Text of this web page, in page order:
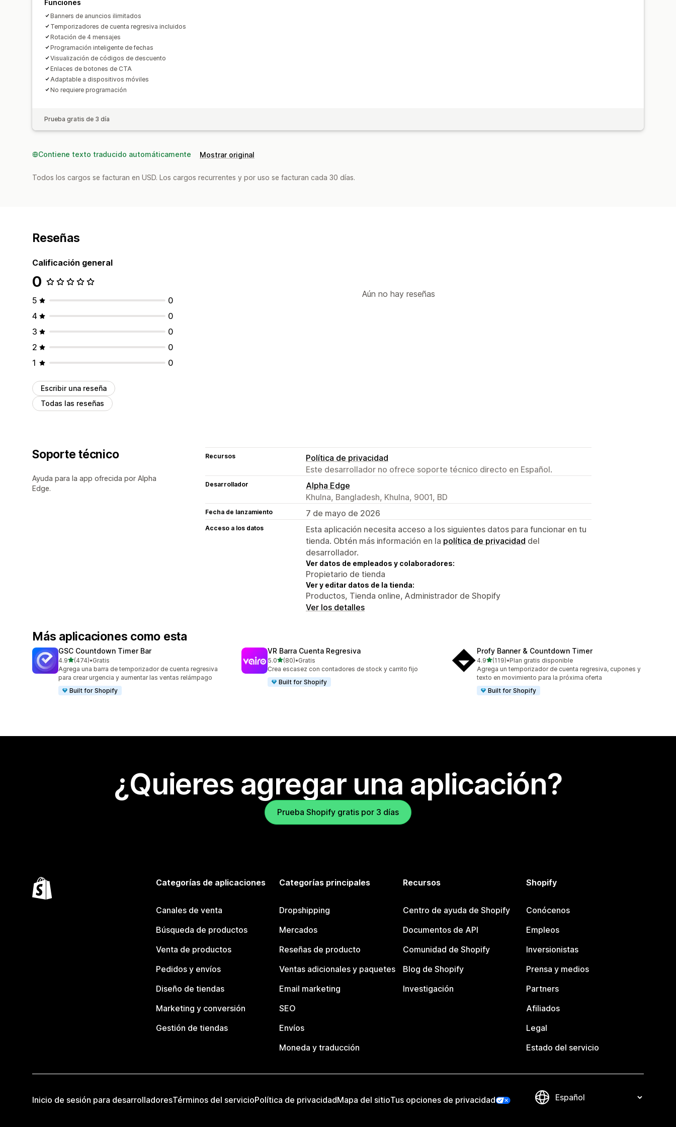
Funciones
Banners de anuncios ilimitados
Temporizadores de cuenta regresiva incluidos
Rotación de 4 mensajes
Programación inteligente de fechas
Visualización de códigos de descuento
Enlaces de botones de CTA
Adaptable a dispositivos móviles
No requiere programación
Prueba gratis de 3 día
Contiene texto traducido automáticamente Mostrar original
Todos los cargos se facturan en USD. Los cargos recurrentes y por uso se facturan cada 30 días.
Reseñas
Calificación general
0
5
0
4
0
3
0
2
0
1
0
Escribir una reseña
Todas las reseñas
Aún no hay reseñas
Soporte técnico
Ayuda para la app ofrecida por Alpha
Edge.
Recursos
Política de privacidad
Este desarrollador no ofrece soporte técnico directo en Español.
Desarrollador
Alpha Edge
Khulna, Bangladesh, Khulna, 9001, BD
Fecha de lanzamiento 7 de mayo de 2026
Acceso a los datos
Esta aplicación necesita acceso a los siguientes datos para funcionar en tu
tienda. Obtén más información en la política de privacidad del
desarrollador.
Ver datos de empleados y colaboradores:
Propietario de tienda
Ver y editar datos de la tienda:
Productos, Tienda online, Administrador de Shopify
Ver los detalles
Más aplicaciones como esta
GSC Countdown Timer Bar
4.9de 5 estrellas
(474)
474 reseñas en total
•Gratis
Agrega una barra de temporizador de cuenta regresiva
para crear urgencia y aumentar las ventas relámpago
Built for Shopify
VR Barra Cuenta Regresiva
5.0de 5 estrellas
(80)
80 reseñas en total
•Gratis
Crea escasez con contadores de stock y carrito fijo
Built for Shopify
Profy Banner & Countdown Timer
4.9de 5 estrellas
(119)
119 reseñas en total
•Plan gratis disponible
Agrega un temporizador de cuenta regresiva, cupones y
texto en movimiento para la próxima oferta
Built for Shopify
¿Quieres agregar una aplicación?
Prueba Shopify gratis por 3 días
Categorías de aplicaciones
Canales de venta
Búsqueda de productos
Venta de productos
Pedidos y envíos
Diseño de tiendas
Marketing y conversión
Gestión de tiendas
Categorías principales
Dropshipping
Mercados
Reseñas de producto
Ventas adicionales y paquetes
Email marketing
SEO
Envíos
Moneda y traducción
Recursos
Centro de ayuda de Shopify
Documentos de API
Comunidad de Shopify
Blog de Shopify
Investigación
Shopify
Conócenos
Empleos
Inversionistas
Prensa y medios
Partners
Afiliados
Legal
Estado del servicio
Inicio de sesión para desarrolladoresTérminos del servicioPolítica de privacidadMapa del sitioTus opciones de privacidad